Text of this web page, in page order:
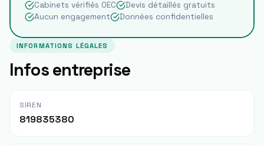
Cabinets vérifiés OEC
Devis détaillés gratuits
Aucun engagement
Données confidentielles
INFORMATIONS LÉGALES
Infos entreprise
SIREN
819835380